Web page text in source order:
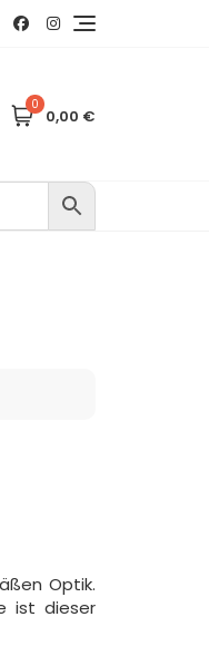
0
0,00 €
Optik.
ist dieser